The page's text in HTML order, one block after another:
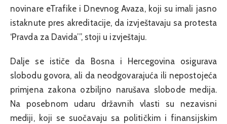
novinare eTrafike i Dnevnog Avaza, koji su imali jasno
istaknute pres akreditacije, da izvještavaju sa protesta
‘Pravda za Davida’”, stoji u izvještaju.
Dalje se ističe da Bosna i Hercegovina osigurava
slobodu govora, ali da neodgovarajuća ili nepostojeća
primjena zakona ozbiljno narušava slobode medija.
Na posebnom udaru državnih vlasti su nezavisni
mediji, koji se suočavaju sa političkim i finansijskim